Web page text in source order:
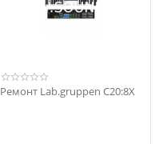
Ремонт Lab.gruppen C20:8X